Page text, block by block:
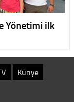
Yönetimi ilk
Künye